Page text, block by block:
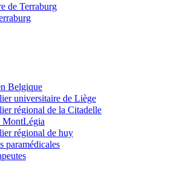
de Terraburg
Belgique
universitaire de Liège
régional de la Citadelle
régional de huy